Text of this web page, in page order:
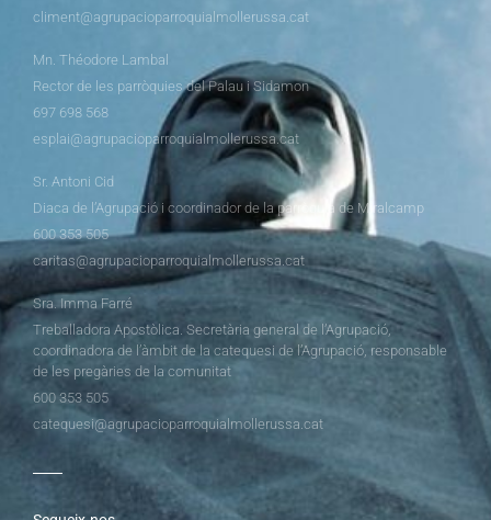
climent@agrupacioparroquialmollerussa.cat
Mn. Théodore Lambal
Rector de les parròquies del Palau i Sidamon
697 698 568
esplai@agrupacioparroquialmollerussa.cat
Sr. Antoni Cid
Diaca de l’Agrupació i coordinador de la parròquia de Miralcamp
600 353 505
caritas@agrupacioparroquialmollerussa.cat
Sra. Imma Farré
Treballadora Apostòlica. Secretària general de l’Agrupació,
coordinadora de l’àmbit de la catequesi de l’Agrupació, responsable
de les pregàries de la comunitat
600 353 505
catequesi@agrupacioparroquialmollerussa.cat